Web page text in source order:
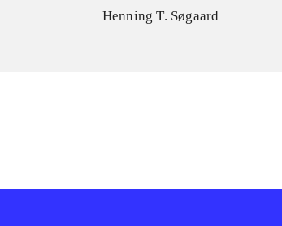
Henning T. Søgaard